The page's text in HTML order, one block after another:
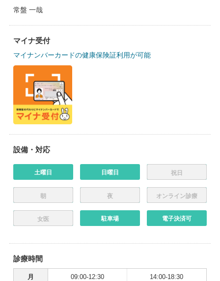
常盤 一哉
マイナ受付
マイナンバーカードの健康保険証利用が可能
設備・対応
土曜日 日曜日 祝日
朝 夜 オンライン診療
女医 駐車場 電子決済可
診療時間
月 09:00-12:30 14:00-18:30